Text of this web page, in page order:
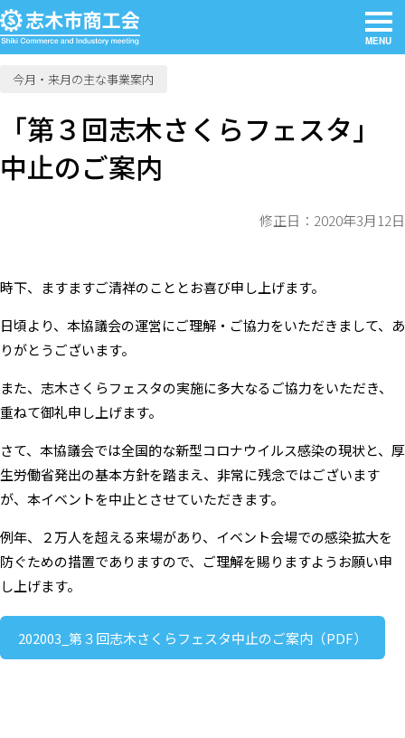
今月・来月の主な事業案内
「第３回志木さくらフェスタ」
中止のご案内
修正日：2020年3月12日
時下、ますますご清祥のこととお喜び申し上げます。
日頃より、本協議会の運営にご理解・ご協力をいただきまして、あ
りがとうございます。
また、志木さくらフェスタの実施に多大なるご協力をいただき、
重ねて御礼申し上げます。
さて、本協議会では全国的な新型コロナウイルス感染の現状と、厚
生労働省発出の基本方針を踏まえ、非常に残念ではございます
が、本イベントを中止とさせていただきます。
例年、２万人を超える来場があり、イベント会場での感染拡大を
防ぐための措置でありますので、ご理解を賜りますようお願い申
し上げます。
202003_第３回志木さくらフェスタ中止のご案内（PDF）
MENU